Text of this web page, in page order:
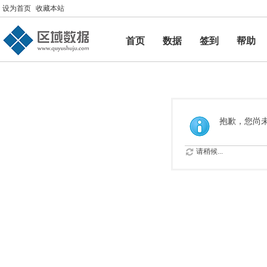
设为首页 收藏本站
首页 数据 签到
帮助
帮助
抱歉，您尚
请稍候...